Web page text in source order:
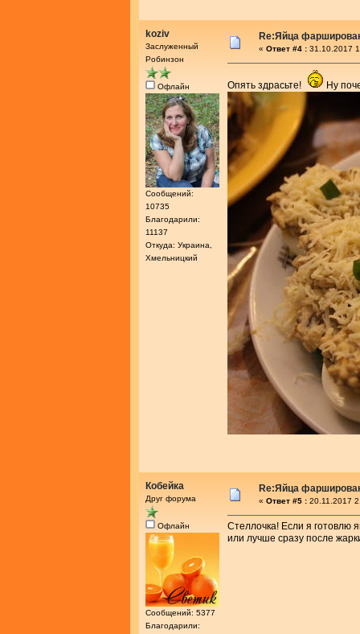
koziv
Заслуженный
Робинзон
Офлайн
Сообщений:
10735
Благодарили:
11137
Откуда: Украина,
Хмельницкий
Re:Яйца
« Ответ #4 : 31.10.2017
Опять здрасьте! Ну
Кобейка
Друг форума
Офлайн
Сообщений: 5377
Благодарили:
Re:Яйца
« Ответ #5 : 20.11.2017
Стеллочка! Если я готовлю
или лучше сразу после